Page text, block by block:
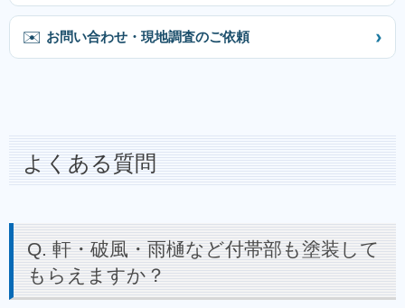
✉️ お問い合わせ・現地調査のご依頼 ›
よくある質問
Q. 軒・破風・雨樋など付帯部も塗装して
もらえますか？